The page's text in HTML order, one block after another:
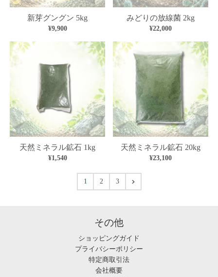
新芽グングン 5kg
¥9,900
みどりの放線菌 2kg
¥22,000
天然ミネラル鉱石 1kg
¥1,540
天然ミネラル鉱石 20kg
¥23,100
1 2 3
その他
ショッピングガイド
プライバシーポリシー
特定商取引法
会社概要